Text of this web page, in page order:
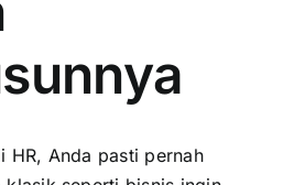
HR, Anda pasti pernah